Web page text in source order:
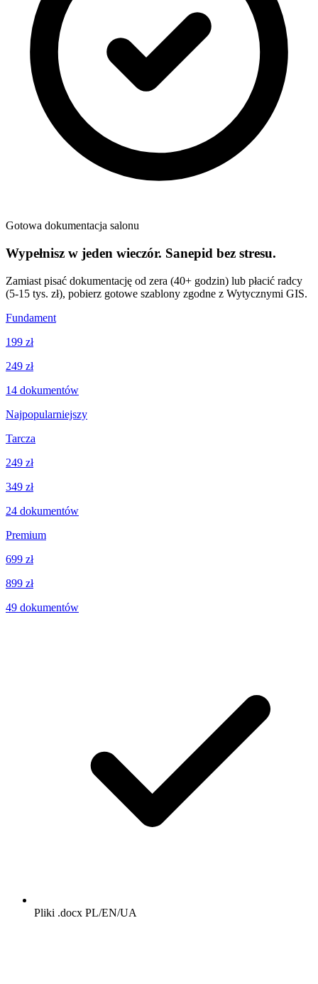
Gotowa dokumentacja salonu
Wypełnisz w jeden wieczór. Sanepid bez stresu.
Zamiast pisać dokumentację od zera (40+ godzin) lub płacić radcy
(5-15 tys. zł), pobierz gotowe szablony zgodne z Wytycznymi GIS.
Fundament
199 zł
249 zł
14 dokumentów
Najpopularniejszy
Tarcza
249 zł
349 zł
24 dokumentów
Premium
699 zł
899 zł
49 dokumentów
Pliki .docx PL/EN/UA